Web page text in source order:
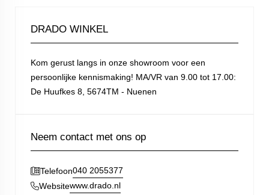
DRADO WINKEL
Kom gerust langs in onze showroom voor een
persoonlijke kennismaking! MA/VR van 9.00 tot 17.00:
De Huufkes 8, 5674TM - Nuenen
Neem contact met ons op
Telefoon040 2055377
Websitewww.drado.nl